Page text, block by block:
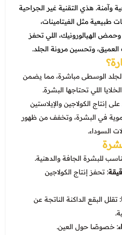
وآمنة. هذي التقنية غير الجراحية
طبيعية مثل الفيتامينات،
وحمض الهيالورونيك، اللي تحفز
وتحسين مرونة الجلد.
الوسطى مباشرة، مما يضمن
اللي تحتاجها البشرة.
إنتاج الكولاجين والإيلاستين
في البشرة، وتخفف من ظهور
السوداء.
للبشرة الجافة والدهنية.
: تحفز إنتاج الكولاجين
تقلل البقع الداكنة الناتجة عن
: خصوصًا حول العين.